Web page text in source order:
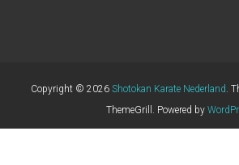
Copyright © 2026 Shotokan Karate Nederland.
ThemeGrill. Powered by